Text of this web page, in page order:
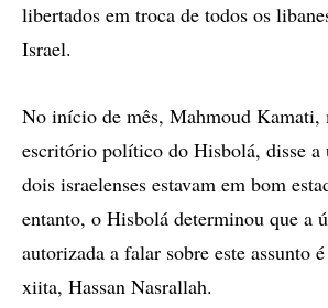
libertados em troca de todos os
Israel.
No início de mês, Mahmoud Kamati,
escritório político do Hisbolá, disse a
dois israelenses estavam em bom
entanto, o Hisbolá determinou que a
autorizada a falar sobre este assunto
xiita, Hassan Nasrallah.